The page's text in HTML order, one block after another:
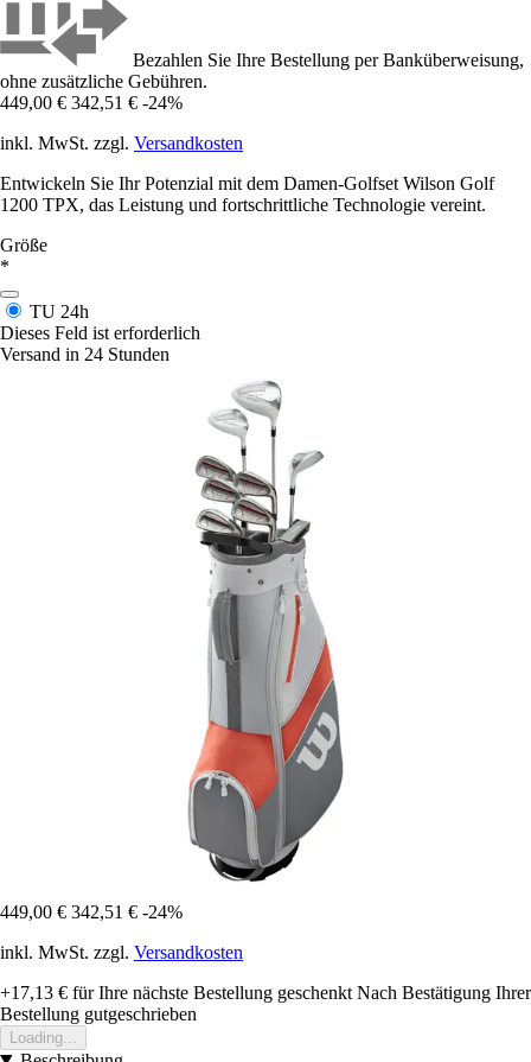
Bezahlen Sie Ihre Bestellung per Banküberweisung,
ohne zusätzliche Gebühren.
449,00 € 342,51 € -24%
inkl. MwSt. zzgl. Versandkosten
Entwickeln Sie Ihr Potenzial mit dem Damen-Golfset Wilson Golf
1200 TPX, das Leistung und fortschrittliche Technologie vereint.
Größe
*
TU 24h
Dieses Feld ist erforderlich
Versand in 24 Stunden
449,00 € 342,51 € -24%
inkl. MwSt. zzgl. Versandkosten
+17,13 € für Ihre nächste Bestellung geschenkt Nach Bestätigung Ihrer
Bestellung gutgeschrieben
Loading...